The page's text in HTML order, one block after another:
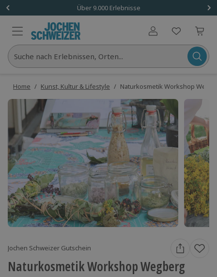
Über 9.000 Erlebnisse
Benutzerkonto
Suche nach Erlebnissen, Orten...
Home / Kunst, Kultur & Lifestyle / Naturkosmetik Workshop
Jochen Schweizer Gutschein
Naturkosmetik Workshop Wegberg